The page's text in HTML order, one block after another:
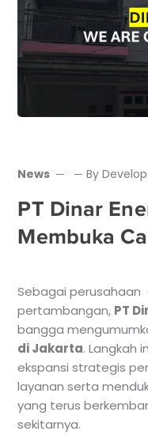
News By
PT Dinar
Membuka
Sebagai
pertambangan, PT
bangga
di Jakarta. Langkah
ekspansi strategis
layanan serta
yang terus
sekitarnya.